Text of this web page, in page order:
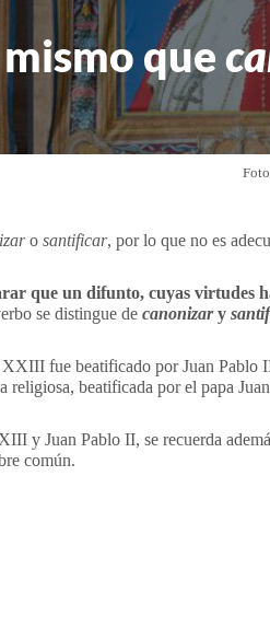
que
o santificar, por lo que no es
que un difunto, cuyas virtudes
se distingue de canonizary
XXIII fue beatificado por Juan Pablo
beatificada por el papa
y Juan Pablo II, se recuerda
común.